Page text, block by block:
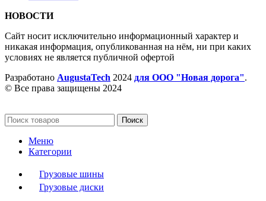
НОВОСТИ
Сайт носит исключительно информационный характер и
никакая информация, опубликованная на нём, ни при каких
условиях не является публичной офертой
Разработано AugustaTech 2024 для ООО "Новая дорога".
© Все права защищены 2024
Поиск
Меню
Категории
Грузовые шины
Грузовые диски